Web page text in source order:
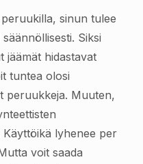
sinun tulee
Siksi
jäämät hidastavat
tuntea olosi
peruukkeja. Muuten,
lyhenee per
voit saada